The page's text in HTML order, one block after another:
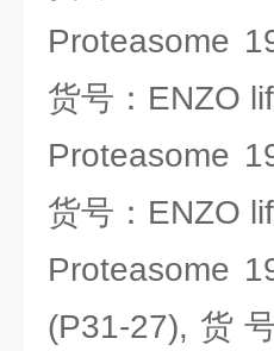
Proteasome
货号：ENZO
Proteasome
货号：ENZO
Proteasome
(P31-27),货